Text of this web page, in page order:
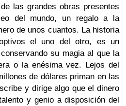
las grandes obras presentes
del mundo, un regalo a la
de unos cuantos. La historia
el uno del otro, es un
su magia al que la
o la enésima vez. Lejos del
de dólares priman en las
y dirige algo que el dinero
y genio a disposición del